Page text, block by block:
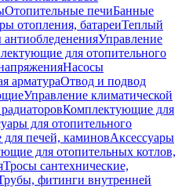
Отопительные печиБанные
отопления, батареиТеплый
Управление
для отопительного
Насосы
арматураОтвод и подвод
Управление климатической
Комплектующие для
для отопительного
печей, каминовАксессуары
для отопительных котлов,
Тросы сантехнические,
фитинги внутренней